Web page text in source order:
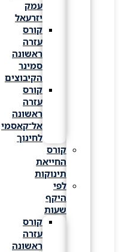
יזרעאל
קורס
עזרה
ראשונה
סמינר
הקיבוצים
קורס
עזרה
ראשונה
אל־קאסמי
לחינוך
קורס
החייאת
תינוקות
לפי
היקף
שעות
קורס
עזרה
ראשונה